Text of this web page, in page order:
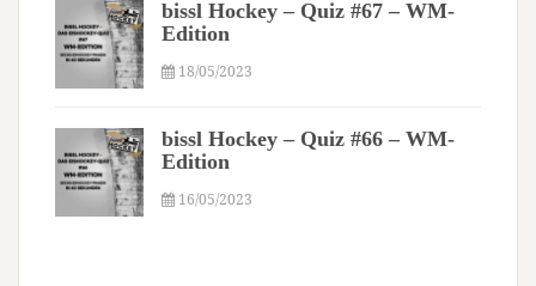
bissl Hockey – Quiz #67 – WM-
Edition
18/05/2023
bissl Hockey – Quiz #66 – WM-
Edition
16/05/2023